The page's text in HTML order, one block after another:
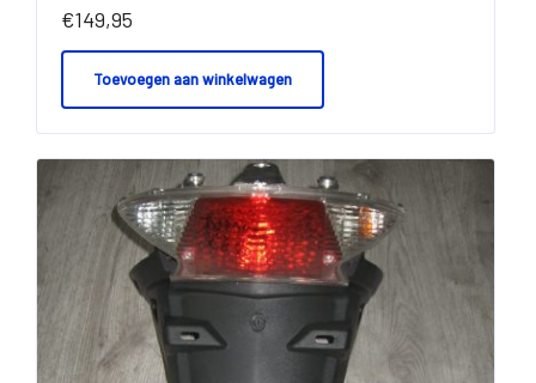
€149,95
Toevoegen aan winkelwagen